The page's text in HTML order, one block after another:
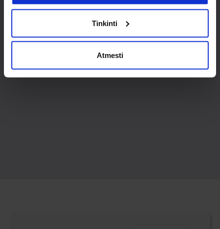
Tinkinti
Atmesti